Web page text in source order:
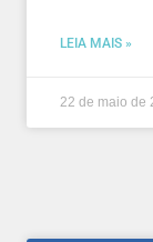
LEIA MAIS »
22 de maio de